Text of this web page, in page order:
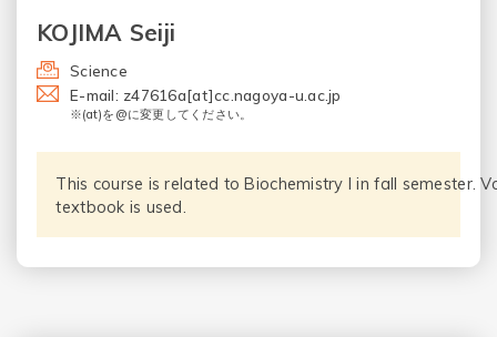
KOJIMA Seiji
Science
E-mail: z47616a[at]cc.nagoya-u.ac.jp
※(at)を@に変更してください。
This course is related to Biochemistry I in fall semester.
textbook is used.